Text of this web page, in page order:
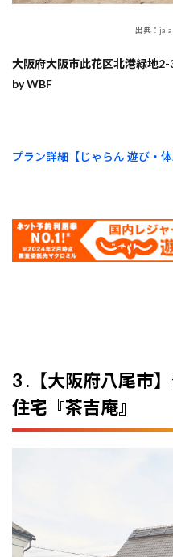
出典：
大阪府大阪市此花区北港緑地
by WBF
プラン詳細【じゃらん 遊び・
3 .【大阪府八尾市
住宅『茶吉庵』